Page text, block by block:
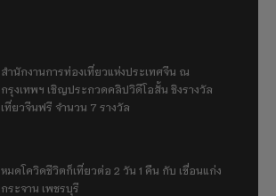
สำนักงานการท่องเที่ยวแห่งประเทศจีน ณ
กรุงเทพฯ เชิญประกวดคลิปวิดีโอสั้น ชิงรางวัล
เที่ยวจีนฟรี จำนวน 7 รางวัล
หมดโควิดชีวิตก็เที่ยวต่อ 2 วัน 1 คืน กับ เขื่อนแก่ง
กระจาน เพชรบุรี